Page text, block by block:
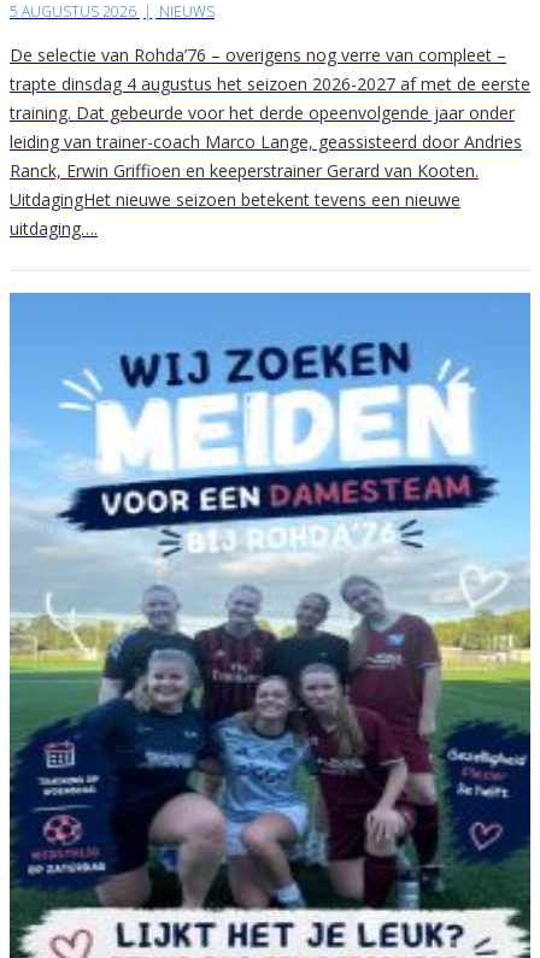
5 AUGUSTUS 2026 | NIEUWS
De selectie van Rohda’76 – overigens nog verre van compleet –
trapte dinsdag 4 augustus het seizoen 2026-2027 af met de eerste
training. Dat gebeurde voor het derde opeenvolgende jaar onder
leiding van trainer-coach Marco Lange, geassisteerd door Andries
Ranck, Erwin Griffioen en keeperstrainer Gerard van Kooten.
UitdagingHet nieuwe seizoen betekent tevens een nieuwe
uitdaging….